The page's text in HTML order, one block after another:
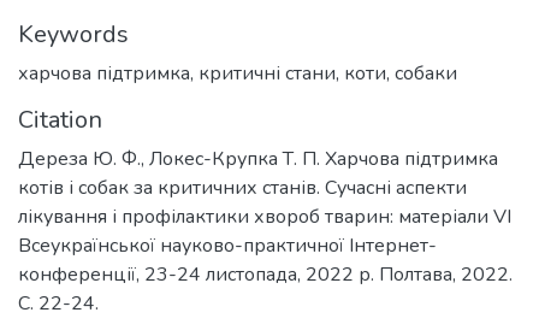
Keywords
харчова підтримка, критичні стани, коти, собаки
Citation
Дереза Ю. Ф., Локес-Крупка Т. П. Харчова підтримка
котів і собак за критичних станів. Сучасні аспекти
лікування і профілактики хвороб тварин: матеріали VI
Всеукраїнської науково-практичної Інтернет-
конференції, 23-24 листопада, 2022 р. Полтава, 2022.
С. 22-24.